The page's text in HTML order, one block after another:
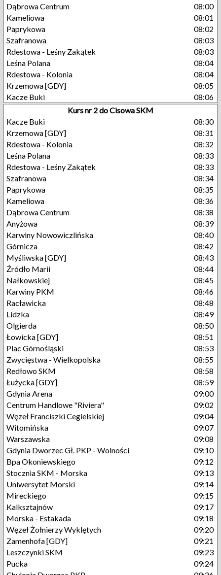
Dąbrowa Centrum
08:00
Kameliowa
08:01
Paprykowa
08:02
Szafranowa
08:03
Rdestowa - Leśny Zakątek
08:03
Leśna Polana
08:04
Rdestowa - Kolonia
08:04
Krzemowa [GDY]
08:05
Kacze Buki
08:06
Kurs nr 2 do Cisowa SKM
Kacze Buki
08:30
Krzemowa [GDY]
08:31
Rdestowa - Kolonia
08:32
Leśna Polana
08:33
Rdestowa - Leśny Zakątek
08:33
Szafranowa
08:34
Paprykowa
08:35
Kameliowa
08:36
Dąbrowa Centrum
08:38
Anyżowa
08:39
Karwiny Nowowiczlińska
08:40
Górnicza
08:42
Myśliwska [GDY]
08:43
Źródło Marii
08:44
Nałkowskiej
08:45
Karwiny PKM
08:46
Racławicka
08:48
Lidzka
08:49
Olgierda
08:50
Łowicka [GDY]
08:51
Plac Górnośląski
08:53
Zwycięstwa - Wielkopolska
08:55
Redłowo SKM
08:58
Łużycka [GDY]
08:59
Gdynia Arena
09:00
Centrum Handlowe "Riviera"
09:02
Węzeł Franciszki Cegielskiej
09:04
Witomińska
09:07
Warszawska
09:08
Gdynia Dworzec Gł. PKP - Wolności
09:10
Bpa Okoniewskiego
09:12
Stocznia SKM - Morska
09:13
Uniwersytet Morski
09:14
Mireckiego
09:15
Kalksztajnów
09:17
Morska - Estakada
09:18
Węzeł Żołnierzy Wyklętych
09:20
Zamenhofa [GDY]
09:21
Leszczynki SKM
09:23
Pucka
09:24